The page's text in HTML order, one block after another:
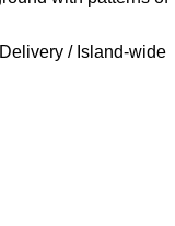
/ Island-wide